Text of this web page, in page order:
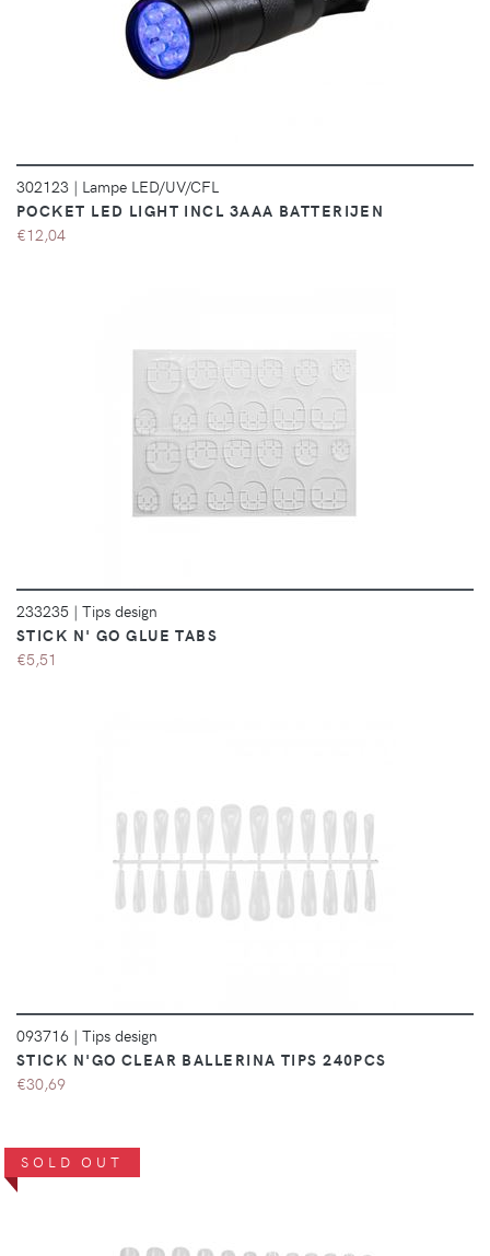
DÉTAILS
302123 | Lampe LED/UV/CFL
POCKET LED LIGHT INCL 3AAA BATTERIJEN
€12,04
DÉTAILS
233235 | Tips design
STICK N' GO GLUE TABS
€5,51
DÉTAILS
093716 | Tips design
STICK N'GO CLEAR BALLERINA TIPS 240PCS
€30,69
SOLD OUT